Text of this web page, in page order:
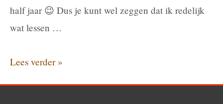
half jaar 😉 Dus je kunt wel zeggen dat ik redelijk
wat lessen …
Daten:
Lees verder »